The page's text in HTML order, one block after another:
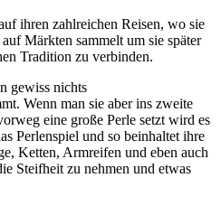
ihren zahlreichen Reisen, wo sie
Märkten sammelt um sie später
Tradition zu verbinden.
gewiss nichts
Wenn man sie aber ins zweite
eine große Perle setzt wird es
Perlenspiel und so beinhaltet ihre
Ketten, Armreifen und eben auch
Steifheit zu nehmen und etwas